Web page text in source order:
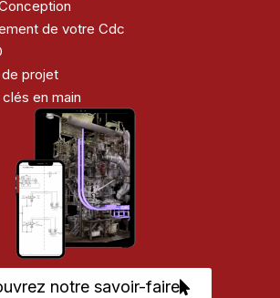
de votre Cdc
projet
en main
notre savoir-faire